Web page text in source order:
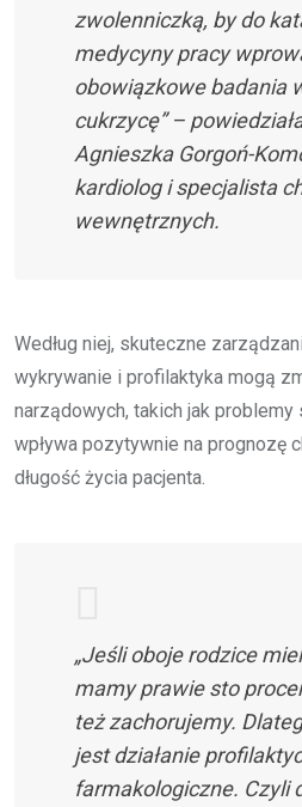
zwolenniczką, by do
medycyny pracy
obowiązkowe badania
cukrzycę” –
Agnieszka Gorgoń-
kardiolog i specjalista
wewnętrznych.
Według niej, skuteczne
wykrywanie i profilaktyka mogą
narządowych, takich jak
wpływa pozytywnie na prognozę
długość życia pacjenta.
„Jeśli oboje rodzice
mamy prawie sto
też zachorujemy.
jest działanie
farmakologiczne. Czyli